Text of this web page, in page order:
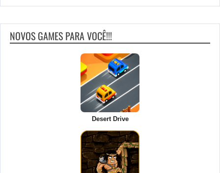
NOVOS GAMES PARA VOCÊ!!!
Desert Drive